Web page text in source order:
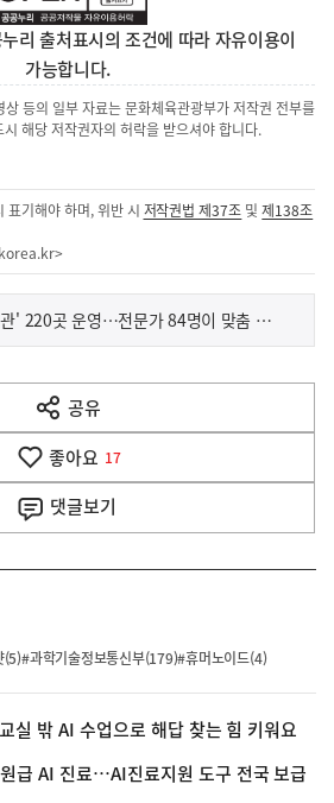
리 출처표시의 조건에 따라 자유이용이
가능합니다.
등의 일부 자료는 문화체육관광부가 저작권 전부를
해당 저작권자의 허락을 받으셔야 합니다.
표기해야 하며, 위반 시 저작권법 제37조 및제138조
>
'거점·연계형 돌봄기관' 220곳 운영…전문가 84명이 맞춤 지원
공유
열
기
좋아요 17
댓글보기
(5)#과학기술정보통신부(179)#휴머노이드(4)
실 밖 AI 수업으로 해답 찾는 힘 키워요
급 AI 진료…AI진료지원 도구 전국 보급